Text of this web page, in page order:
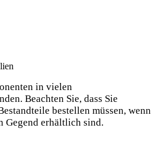
in ‍vielen
Beachten Sie, dass Sie
bestellen müssen,​ wenn‍
Gegend​ erhältlich sind.